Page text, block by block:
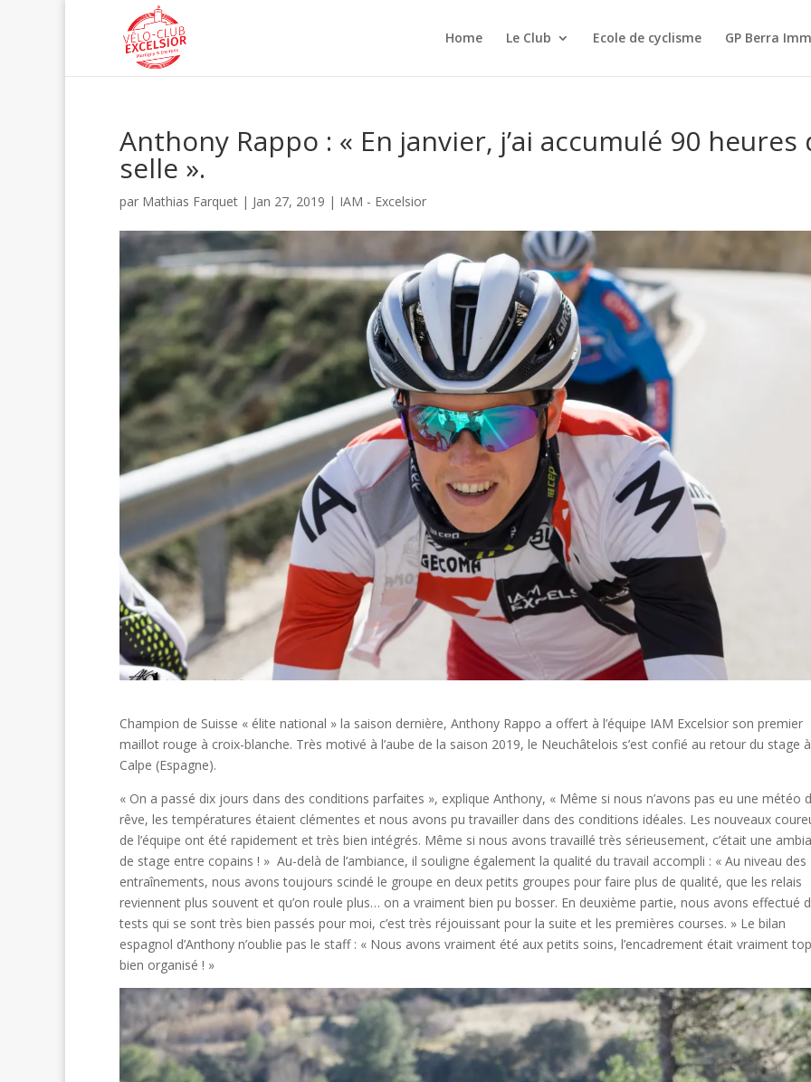
Home Le Club Ecole de cyclisme GP Berra
Anthony Rappo : « En janvier, j’ai accumulé 90 heures
selle ».
par Mathias Farquet | Jan 27, 2019 | IAM - Excelsior
Champion de Suisse « élite national » la saison dernière, Anthony Rappo a offert à l’équipe IAM Excelsior son premier
maillot rouge à croix-blanche. Très motivé à l’aube de la saison 2019, le Neuchâtelois s’est confié au retour du stage à
Calpe (Espagne).
« On a passé dix jours dans des conditions parfaites », explique Anthony, « Même si nous n’avons pas eu une météo
rêve, les températures étaient clémentes et nous avons pu travailler dans des conditions idéales. Les nouveaux
de l’équipe ont été rapidement et très bien intégrés. Même si nous avons travaillé très sérieusement, c’était une
de stage entre copains ! » Au-delà de l’ambiance, il souligne également la qualité du travail accompli : « Au niveau des
entraînements, nous avons toujours scindé le groupe en deux petits groupes pour faire plus de qualité, que les relais
reviennent plus souvent et qu’on roule plus… on a vraiment bien pu bosser. En deuxième partie, nous avons effectué
tests qui se sont très bien passés pour moi, c’est très réjouissant pour la suite et les premières courses. » Le bilan
espagnol d’Anthony n’oublie pas le staff : « Nous avons vraiment été aux petits soins, l’encadrement était vraiment
bien organisé ! »